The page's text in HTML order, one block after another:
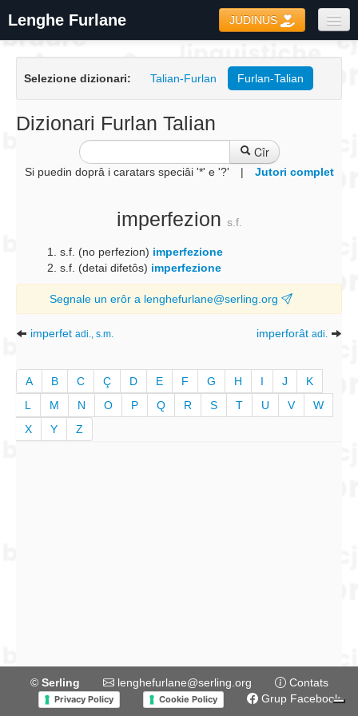
Lenghe Furlane JUDINUS
Formari
Coretôr Ortografic
Informazions
Selezione dizionari: Talian-Furlan Furlan-Talian
Dizionari Furlan Talian
Cîr
Si puedin doprâ i caratars speciâi '*' e '?' | Jutori complet
imperfezion s.f.
s.f. (no perfezion) imperfezione
s.f. (detai difetôs) imperfezione
Segnale un erôr a lenghefurlane@serling.org
imperfet adi., s.m. imperforât adi.
A B C Ç D E F G H I J
K
L
M N O P Q R S T U V
W
X
Y Z
© Serling lenghefurlane@serling.org Contats
Privacy Policy Cookie Policy Grup Facebook